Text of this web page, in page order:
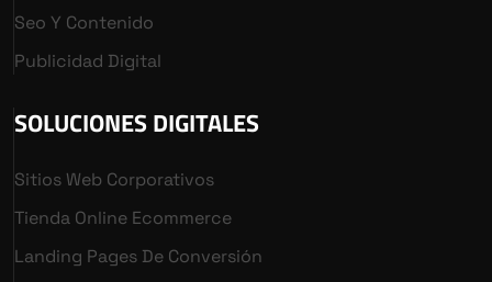
Seo Y Contenido
Publicidad Digital
SOLUCIONES DIGITALES
Sitios Web Corporativos
Tienda Online Ecommerce
Landing Pages De Conversión